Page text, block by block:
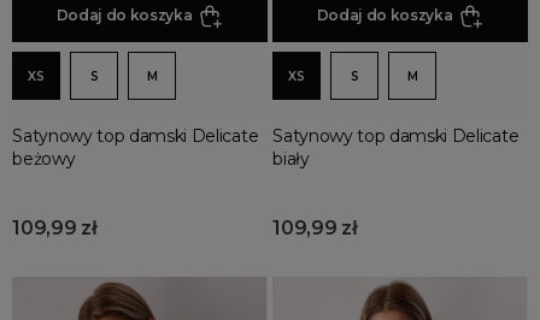
Dodaj do koszyka
XS S M
Satynowy top damski Delicate
beżowy
109,99 zł
Dodaj do koszyka
XS S M
Satynowy top damski Delicate
biały
109,99 zł